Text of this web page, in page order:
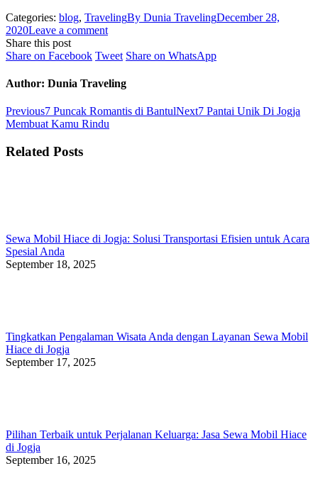
Categories: blog, TravelingBy Dunia TravelingDecember 28,
2020Leave a comment
Share this post
Share on FacebookShare
Facebook
TweetShare
Twitter
Share on WhatsAppShare
Author: Dunia Traveling
Post
navigation
PreviousPrevious
post:
7 Puncak Romantis di BantulNextNext
7 Pantai Unik Di Jogja
Membuat Kamu Rindu
Related Posts
Sewa Mobil Hiace di Jogja: Solusi Transportasi Efisien untuk Acara
Spesial Anda
September 18, 2025
Tingkatkan Pengalaman Wisata Anda dengan Layanan Sewa Mobil
Hiace di Jogja
September 17, 2025
Pilihan Terbaik untuk Perjalanan Keluarga: Jasa Sewa Mobil Hiace
di Jogja
September 16, 2025